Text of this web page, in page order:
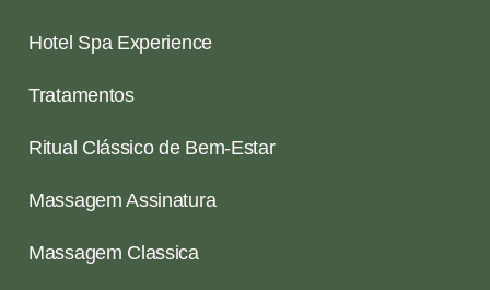
Hotel Spa Experience
Tratamentos
Ritual Clássico de Bem-Estar
Massagem Assinatura
Massagem Classica